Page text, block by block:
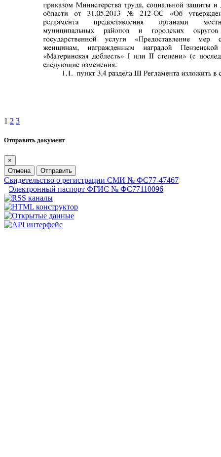
1 2 3
Отправить документ
×
Отмена
Отправить
Свидетельство о регистрации СМИ № ФС77-47467
Электронный паспорт ФГИС № ФС77110096